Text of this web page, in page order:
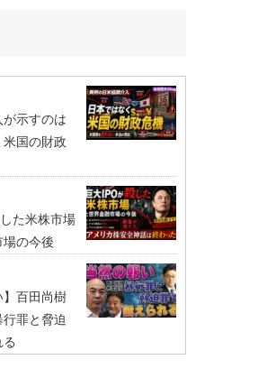
が示すのは
米国の財政
た米株市場
場の今後
】百田尚樹
罪と脅迫